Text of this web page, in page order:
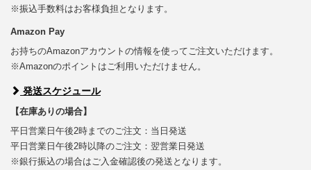
※振込手数料はお客様負担となります。
Amazon Pay
お持ちのAmazonアカウントの情報を使ってご注文いただけます。
※Amazonのポイントはご利用いただけません。
発送スケジュール
【在庫ありの場合】
平日営業日午後2時までのご注文：当日発送
平日営業日午後2時以降のご注文：翌営業日発送
※銀行振込の場合はご入金確認後の発送となります。